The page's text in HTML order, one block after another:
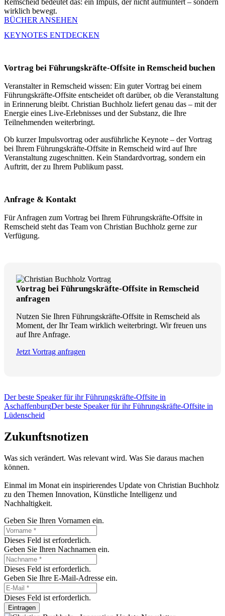
Remscheid bedeutet das: ein Impuls, der nicht aufmuntert – sondern
wirklich bewegt.
BÜCHER ANSEHEN
KEYNOTES ENTDECKEN
Vortrag bei Führungskräfte-Offsite in Remscheid buchen
Veranstalter in Remscheid wissen: Ein guter Vortrag bei einem
Führungskräfte-Offsite entscheidet oft darüber, ob die Veranstaltung
in Erinnerung bleibt. Christian Buchholz liefert genau das – mit der
Energie eines Live-Erlebnisses und der Substanz, die Ihre
Teilnehmenden weiterbringt.
Ob kurzer Impulsvortrag oder ausführliche Keynote – der Vortrag
bei Ihrem Führungskräfte-Offsite in Remscheid wird auf Ihre
Veranstaltung zugeschnitten. Kein Standardvortrag, sondern ein
Auftritt, der zu Ihrem Publikum passt.
Anfrage & Kontakt
Für Anfragen zum Vortrag bei Ihrem Führungskräfte-Offsite in
Remscheid steht das Team von Christian Buchholz gerne zur
Verfügung.
Vortrag bei Führungskräfte-Offsite in Remscheid
anfragen
Nutzen Sie Ihren Führungskräfte-Offsite in Remscheid als
Moment, der Ihr Team wirklich weiterbringt. Wir freuen uns
auf Ihre Anfrage.
Jetzt Vortrag anfragen
Der beste Speaker für ihr Führungskräfte-Offsite in
AschaffenburgDer beste Speaker für ihr Führungskräfte-Offsite in
Lüdenscheid
Zukunftsnotizen
Was sich verändert. Was relevant wird. Was Sie daraus machen
können.
Einmal im Monat ein inspirierendes Update von Christian Buchholz
zu den Themen Innovation, Künstliche Intelligenz und
Nachhaltigkeit.
Geben Sie Ihren Vornamen ein.
Dieses Feld ist erforderlich.
Geben Sie Ihren Nachnamen ein.
Dieses Feld ist erforderlich.
Geben Sie Ihre E-Mail-Adresse ein.
Dieses Feld ist erforderlich.
Eintragen